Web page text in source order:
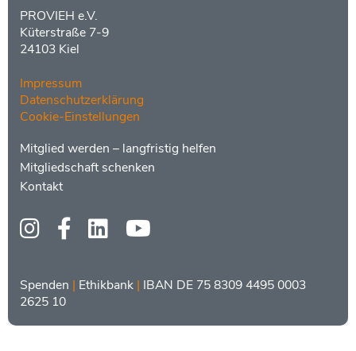
PROVIEH e.V.
Küterstraße 7-9
24103 Kiel
Impressum
Datenschutzerklärung
Cookie-Einstellungen
Menüs
Footer
2
Mitglied werden – langfristig helfen
Mitgliedschaft schenken
Kontakt
Social
Media
Bankdaten
Spenden | Ethikbank | IBAN DE 75 8309 4495 0003
2625 10